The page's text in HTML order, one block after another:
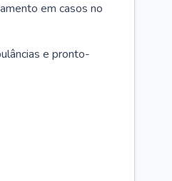
em casos no
e pronto-